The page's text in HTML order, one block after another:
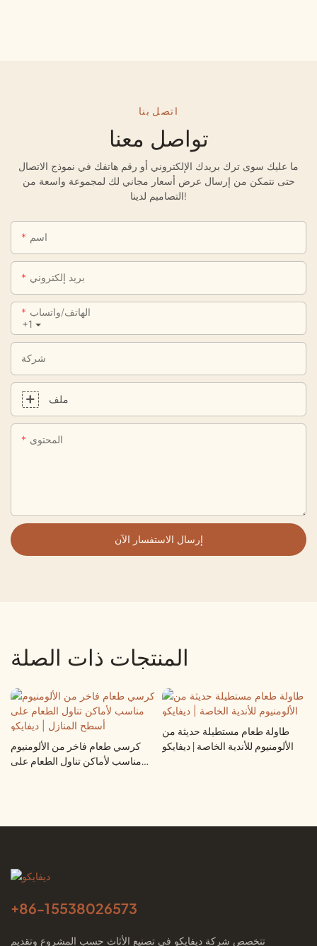
اتصل بنا
تواصل معنا
ما عليك سوى ترك بريدك الإلكتروني أو رقم هاتفك في نموذج الاتصال
حتى نتمكن من إرسال عرض أسعار مجاني لك لمجموعة واسعة من
التصاميم لدينا!
اسم
بريد إلكتروني
+1
الهاتف/واتساب
شركة
ملف
المحتوى
إرسال الاستفسار الآن
المنتجات ذات الصلة
كرسي طعام فاخر من الألومنيوم
مناسب لأماكن تناول الطعام على
طاولة طعام مستطيلة حديثة من
الألومنيوم للأندية الخاصة | ديفايكو
+86-15538026573
تتخصص شركة ديفايكو في تصنيع الأثاث حسب المشروع وتقديم